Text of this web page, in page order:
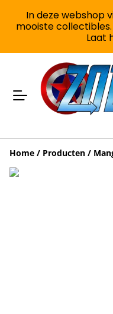
In deze webshop
mooiste
Laat
Home / Producten /